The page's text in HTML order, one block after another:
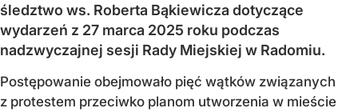
śledztwo ws. Roberta Bąkiewicza dotyczące
wydarzeń z 27 marca 2025 roku podczas
nadzwyczajnej sesji Rady Miejskiej w Radomiu.
Postępowanie obejmowało pięć wątków związanych
z protestem przeciwko planom utworzenia w mieście